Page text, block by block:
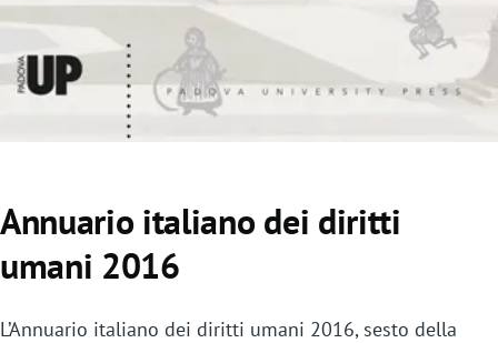
o
Annuario italiano dei diritti
umani 2016
L’Annuario italiano dei diritti umani 2016, sesto della